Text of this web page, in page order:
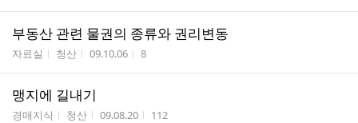
부동산 관련 물권의 종류와 권리변동
게시판명
자료실 작성자
청산 작성시간
09.10.06 조회수
8
맹지에 길내기
게시판명
경매지식 작성자
청산 작성시간
09.08.20 조회수
112